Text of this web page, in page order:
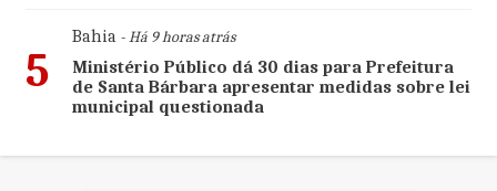
5
Bahia- Há 9 horas atrás
Ministério Público dá 30 dias para Prefeitura
de Santa Bárbara apresentar medidas sobre lei
municipal questionada